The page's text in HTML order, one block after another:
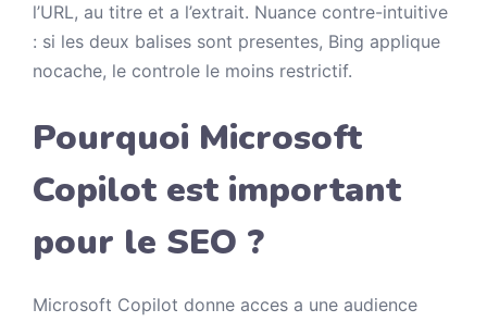
l’URL, au titre et a l’extrait. Nuance contre-intuitive
: si les deux balises sont presentes, Bing applique
nocache, le controle le moins restrictif.
Pourquoi Microsoft
Copilot est important
pour le SEO ?
Microsoft Copilot donne acces a une audience